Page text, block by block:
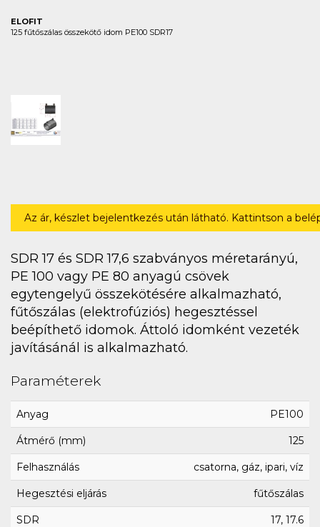
ELOFIT
125 fűtőszálas összekötő idom PE100 SDR17
Az ár, készlet bejelentkezés után látható. Kattintson a
SDR 17 és SDR 17,6 szabványos méretarányú,
PE 100 vagy PE 80 anyagú csövek
egytengelyű összekötésére alkalmazható,
fűtőszálas (elektrofúziós) hegesztéssel
beépíthető idomok. Áttoló idomként vezeték
javításánál is alkalmazható.
Paraméterek
Anyag PE100
Átmérő (mm) 125
Felhasználás csatorna, gáz, ipari, víz
Hegesztési eljárás fűtőszálas
SDR 17, 17.6